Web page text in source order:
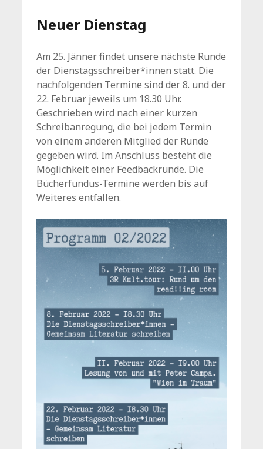
Neuer Dienstag
Am 25. Jänner findet unsere nächste Runde
der Dienstagsschreiber*innen statt. Die
nachfolgenden Termine sind der 8. und der
22. Februar jeweils um 18.30 Uhr.
Geschrieben wird nach einer kurzen
Schreibanregung, die bei jedem Termin
von einem anderen Mitglied der Runde
gegeben wird. Im Anschluss besteht die
Möglichkeit einer Feedbackrunde. Die
Bücherfundus-Termine werden bis auf
Weiteres entfallen.